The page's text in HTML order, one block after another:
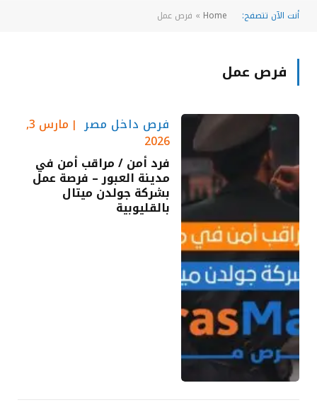
أنت الآن تتصفح: Home
» فرص عمل
فرص عمل
فرص داخل مصر مارس 3,
2026
فرد أمن / مراقب أمن في
مدينة العبور – فرصة عمل
بشركة جولدن ميتال
بالقليوبية